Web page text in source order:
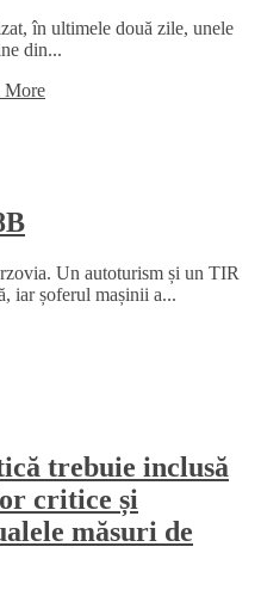
în ultimele două zile, unele
din...
More
Un autoturism și un TIR
iar șoferul mașinii a...
trebuie inclusă
critice și
măsuri de